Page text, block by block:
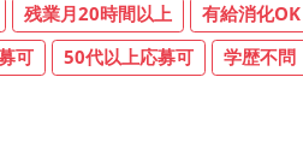
残業月20時間以上 有給消化OK
可 50代以上応募可 学歴不問